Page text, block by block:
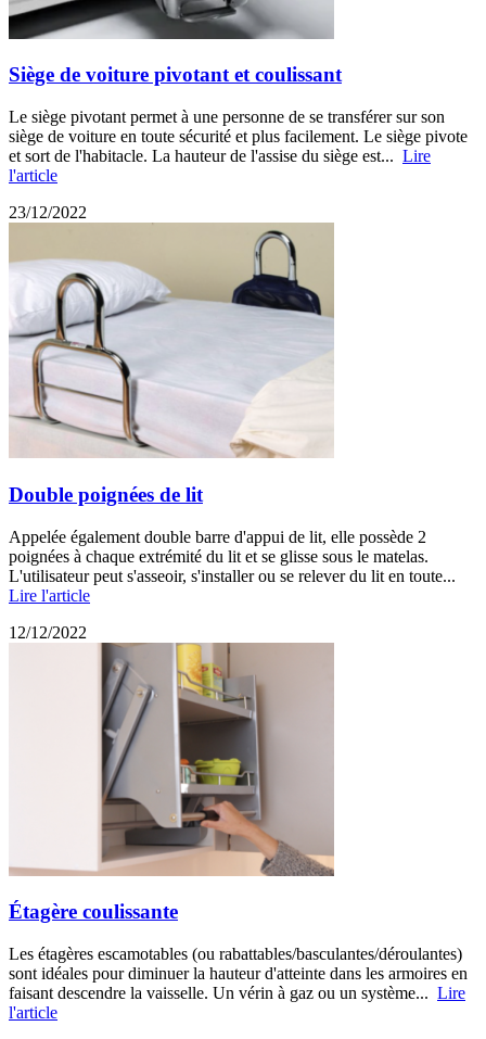
Siège de voiture pivotant et coulissant
Le siège pivotant permet à une personne de se transférer sur son
siège de voiture en toute sécurité et plus facilement. Le siège pivote
et sort de l'habitacle. La hauteur de l'assise du siège est... Lire
l'article
23/12/2022
Double poignées de lit
Appelée également double barre d'appui de lit, elle possède 2
poignées à chaque extrémité du lit et se glisse sous le matelas.
L'utilisateur peut s'asseoir, s'installer ou se relever du lit en toute...
Lire l'article
12/12/2022
Étagère coulissante
Les étagères escamotables (ou rabattables/basculantes/déroulantes)
sont idéales pour diminuer la hauteur d'atteinte dans les armoires en
faisant descendre la vaisselle. Un vérin à gaz ou un système... Lire
l'article